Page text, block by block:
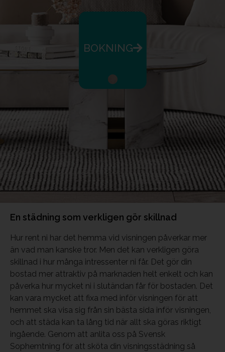
BOKNING
En städning som verkligen gör skillnad
Hur rent ni har det hemma vid visningen påverkar mer
än vad man kanske tror. Men det kan verkligen göra
skillnad i hur många intressenter ni får. Det gör din
bostad mer attraktiv på marknaden helt enkelt och kan
påverka hur mycket ni i slutändan får för bostaden. Det
kan vara mycket att fixa med inför visningen för att
hemmet ska visa sig från sin bästa sida inför visningen,
och att städa kan ta lång tid när allt ska göras riktigt
ingående. Genom att anlita oss på Svensk
Sophemtning för att sköta din visningsstädning så